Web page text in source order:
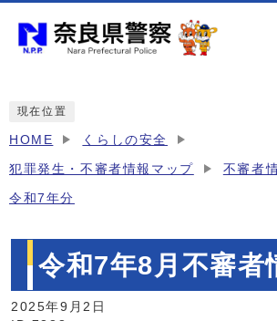
現在位置
HOME くらしの安全
犯罪発生・不審者情報マップ 不審者
令和7年分
令和7年8月不審者
2025年9月2日